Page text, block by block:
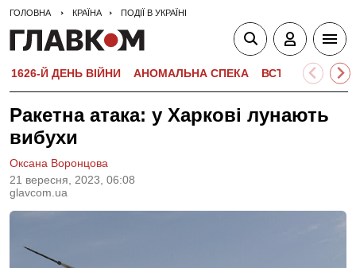
ГОЛОВНА КРАЇНА ПОДІЇ В УКРАЇНІ
1626-Й ДЕНЬ ВІЙНИ АНОМАЛЬНА СПЕКА ВСТУПНА
Ракетна атака: у Харкові лунають
вибухи
21 вересня, 2023, 06:08
glavcom.ua
Оксана Воронцова